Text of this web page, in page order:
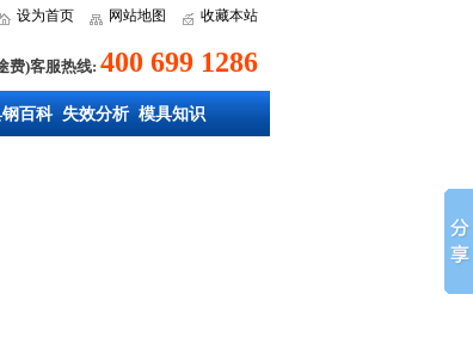
设为首页 网站地图 收藏本站
费)客服热线: 400 699 1286
百科 失效分析 模具知识